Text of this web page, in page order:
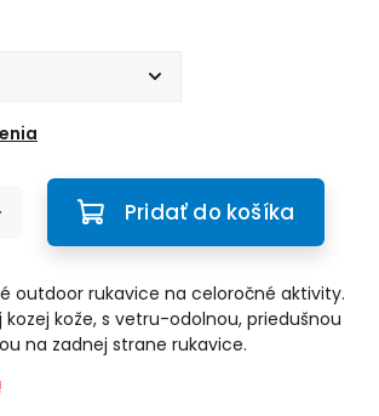
Pridať do košíka
outdoor rukavice na celoročné aktivity.
kozej kože, s vetru-odolnou, priedušnou
na zadnej strane rukavice.